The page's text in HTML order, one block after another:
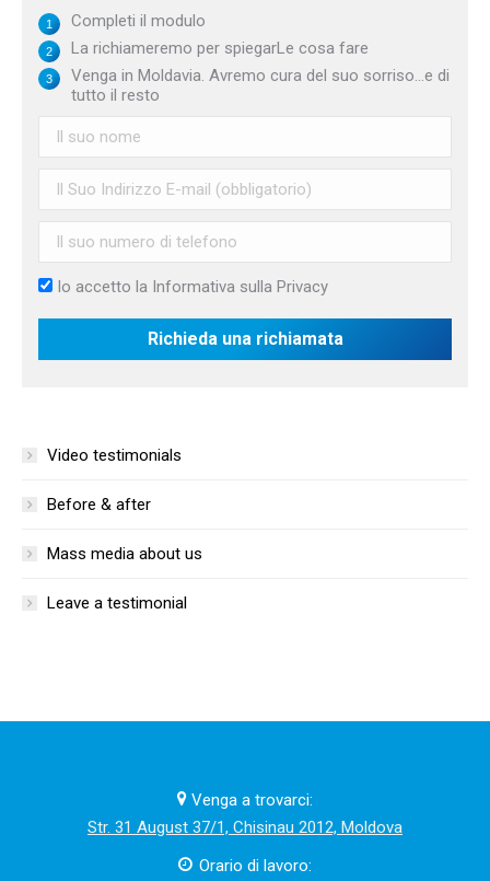
Completi il modulo
La richiameremo per spiegarLe cosa fare
Venga in Moldavia. Avremo cura del suo sorriso...e di
tutto il resto
Io accetto la Informativa sulla Privacy
Video testimonials
Before & after
Mass media about us
Leave a testimonial
Venga a trovarci:
Str. 31 August 37/1, Chisinau 2012, Moldova
Orario di lavoro: